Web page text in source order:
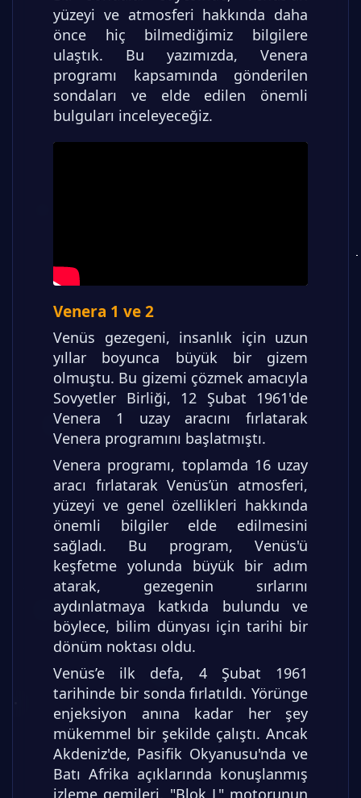
yüzeyi ve atmosferi hakkında daha
önce hiç bilmediğimiz bilgilere
ulaştık. Bu yazımızda, Venera
programı kapsamında gönderilen
sondaları ve elde edilen önemli
bulguları inceleyeceğiz.
Venera 1 ve 2
Venüs gezegeni, insanlık için uzun
yıllar boyunca büyük bir gizem
olmuştu. Bu gizemi çözmek amacıyla
Sovyetler Birliği, 12 Şubat 1961'de
Venera 1 uzay aracını fırlatarak
Venera programını başlatmıştı.
Venera programı, toplamda 16 uzay
aracı fırlatarak Venüs’ün atmosferi,
yüzeyi ve genel özellikleri hakkında
önemli bilgiler elde edilmesini
sağladı. Bu program, Venüs'ü
keşfetme yolunda büyük bir adım
atarak, gezegenin sırlarını
aydınlatmaya katkıda bulundu ve
böylece, bilim dünyası için tarihi bir
dönüm noktası oldu.
Venüs’e ilk defa, 4 Şubat 1961
tarihinde bir sonda fırlatıldı. Yörünge
enjeksiyon anına kadar her şey
mükemmel bir şekilde çalıştı. Ancak
Akdeniz'de, Pasifik Okyanusu'nda ve
Batı Afrika açıklarında konuşlanmış
izleme gemileri, "Blok L" motorunun